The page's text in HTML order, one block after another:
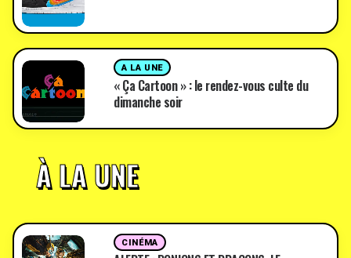
A LA UNE
« Ça Cartoon » : le rendez-vous culte du
dimanche soir
À LA UNE
CINÉMA